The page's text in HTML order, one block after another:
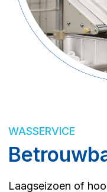
WASSERVICE
Laagseizoen of